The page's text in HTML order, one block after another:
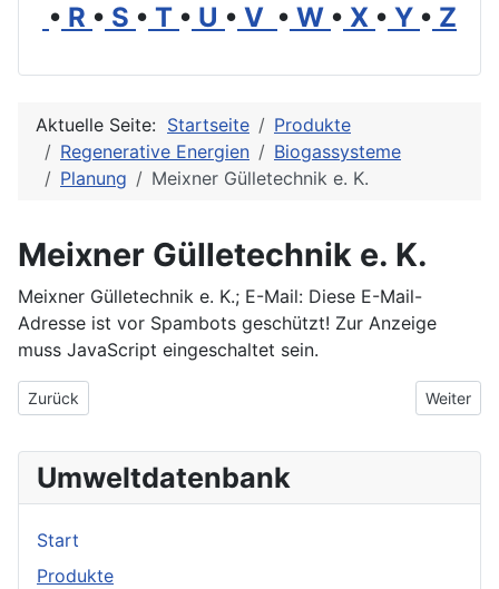
• R • S • T • U • V • W • X • Y • Z
Aktuelle Seite: Startseite
Produkte
Regenerative Energien
Biogassysteme
Planung
Meixner Gülletechnik e. K.
Meixner Gülletechnik e. K.
Meixner Gülletechnik e. K.; E-Mail: Diese E-Mail-
Adresse ist vor Spambots geschützt! Zur Anzeige
muss JavaScript eingeschaltet sein.
Vorheriger Beitrag: LVN Landtechnik Vogelsang Nauen GmbH
Zurück Nächster
Weiter
Umweltdatenbank
Start
Produkte